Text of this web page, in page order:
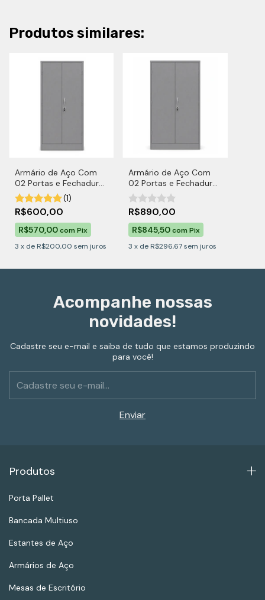
Produtos similares:
Armário de Aço Com
02 Portas e Fechadura
PA 70
(1)
R$600,00
R$570,00comPix
3 x de R$200,00 sem juros
Armário de Aço Com
02 Portas e Fechadura
PA 90
R$890,00
R$845,50com Pix
3 x de R$296,67 sem juros
Acompanhe nossas
novidades!
Cadastre seu e-mail e saiba de tudo que estamos produzindo
para você!
Produtos
Porta Pallet
Bancada Multiuso
Estantes de Aço
Armários de Aço
Mesas de Escritório